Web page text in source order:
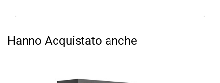
Hanno Acquistato anche